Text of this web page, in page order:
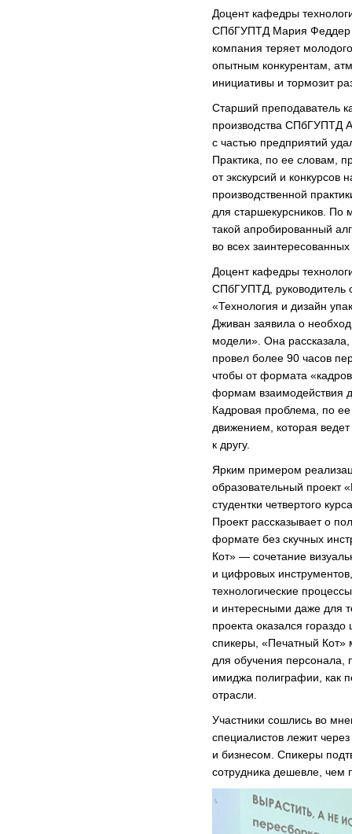
Доцент кафедры
СПбГУПТД Мария Феддер
компания теряет
опытным конкурентам,
инициативы и тормозит
Старший преподаватель
производства СПбГУПТД
с частью предприятий
Практика, по ее словам,
от экскурсий и
производственной
для старшекурсников. По
такой апробированный
во всех
Доцент кафедры
СПбГУПТД, руководитель
«Технология и дизайн
Дживан заявила о
модели». Она рассказала,
провел более 90 часов
чтобы от формата
формам взаимодействия
Кадровая проблема, по
движением, которая
к другу.
Ярким примером
образовательный проект
студентки четвертого
Проект рассказывает о
формате без скучных
Кот» — сочетание
и цифровых
технологические
и интересными даже для
проекта оказался
спикеры, «Печатный Кот»
для обучения персонала,
имиджа полиграфии, как
отрасли.
Участники сошлись во
специалистов лежит
и бизнесом. Спикеры
сотрудника дешевле, чем